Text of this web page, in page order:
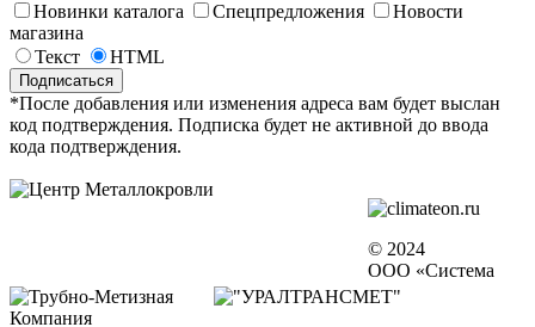
Новинки каталога Спецпредложения
Новости
магазина
Текст
HTML
*После добавления или изменения адреса вам будет выслан
код подтверждения. Подписка будет не активной до ввода
кода подтверждения.
© 2024
ООО «Система